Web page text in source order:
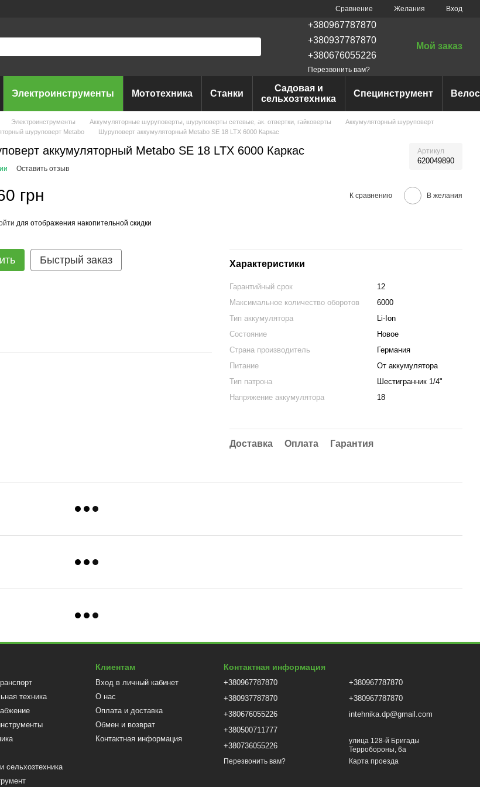
Сравнение Желания Вход
+380967787870
+380937787870
+380676055226
Перезвонить вам?
Мой заказ
Электроинструменты Мототехника Станки
Садовая и
сельхозтехника
Специнструмент
Электроинструменты Аккумуляторные шуруповерты, шуруповерты сетевые, ак. отвертки, гайковерты
Аккумуляторный шуруповерт
шуруповерт Metabo
Шуруповерт аккумуляторный Metabo SE 18 LTX 6000 Каркас
аккумуляторный Metabo SE 18 LTX 6000 Каркас Артикул
620049890
Оставить отзыв
грн К сравнению В желания
для отображения накопительной скидки
Быстрый заказ Характеристики
Гарантийный срок
12
Максимальное количество оборотов
6000
Тип аккумулятора
Li-Ion
Состояние
Новое
Страна производитель
Германия
Питание
От аккумулятора
Тип патрона
Шестигранник 1/4"
Напряжение аккумулятора
18
Доставка Оплата Гарантия
техника
сельхозтехника
Клиентам
Вход в личный кабинет
О нас
Оплата и доставка
Обмен и возврат
Контактная информация
Контактная информация
+380967787870
+380937787870
+380676055226
+380500711777
+380736055226
Перезвонить вам?
+380967787870
+380967787870
intehnika.dp@gmail.com
улица 128-й Бригады
Терробороны, 6а
Карта проезда